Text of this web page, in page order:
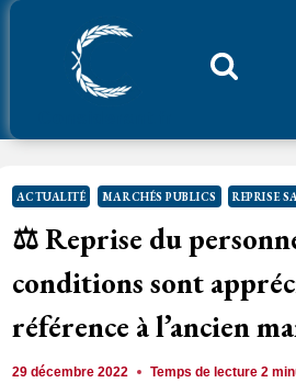
Aller
ACTUALITÉ MARCHÉS PUBLICS REPRISE
⚖️ Reprise du
conditions sont
référence à l’ancien
29 décembre 2022 Temps de lecture2